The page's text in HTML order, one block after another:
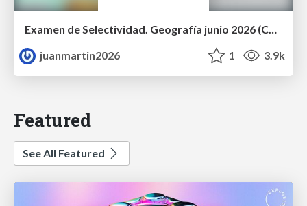
Examen de Selectividad. Geografía junio 2026 (Convocatoria Ordinaria). UCLM
juanmartin2026
1 3.9k
Featured
See All Featured